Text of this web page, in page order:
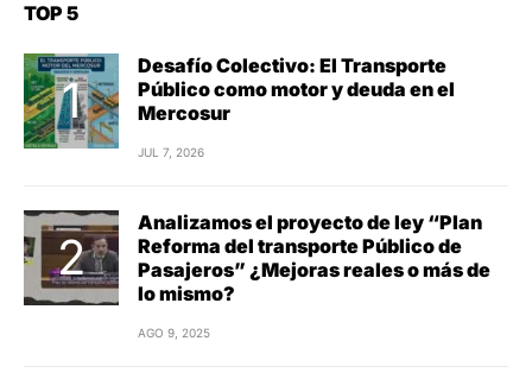
TOP 5
Desafío Colectivo: El Transporte
Público como motor y deuda en el
Mercosur
JUL 7, 2026
Analizamos el proyecto de ley “Plan
Reforma del transporte Público de
Pasajeros” ¿Mejoras reales o más de
lo mismo?
AGO 9, 2025